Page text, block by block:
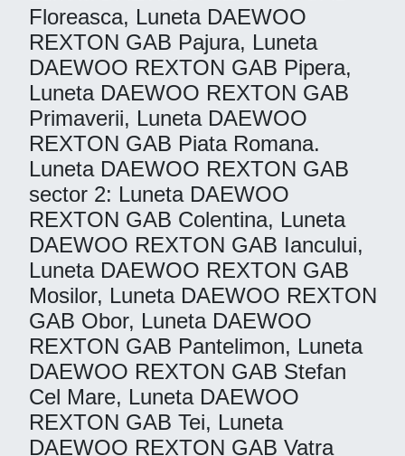
Floreasca, Luneta DAEWOO
REXTON GAB Pajura, Luneta
DAEWOO REXTON GAB Pipera,
Luneta DAEWOO REXTON GAB
Primaverii, Luneta DAEWOO
REXTON GAB Piata Romana.
Luneta DAEWOO REXTON GAB
sector 2: Luneta DAEWOO
REXTON GAB Colentina, Luneta
DAEWOO REXTON GAB Iancului,
Luneta DAEWOO REXTON GAB
Mosilor, Luneta DAEWOO REXTON
GAB Obor, Luneta DAEWOO
REXTON GAB Pantelimon, Luneta
DAEWOO REXTON GAB Stefan
Cel Mare, Luneta DAEWOO
REXTON GAB Tei, Luneta
DAEWOO REXTON GAB Vatra